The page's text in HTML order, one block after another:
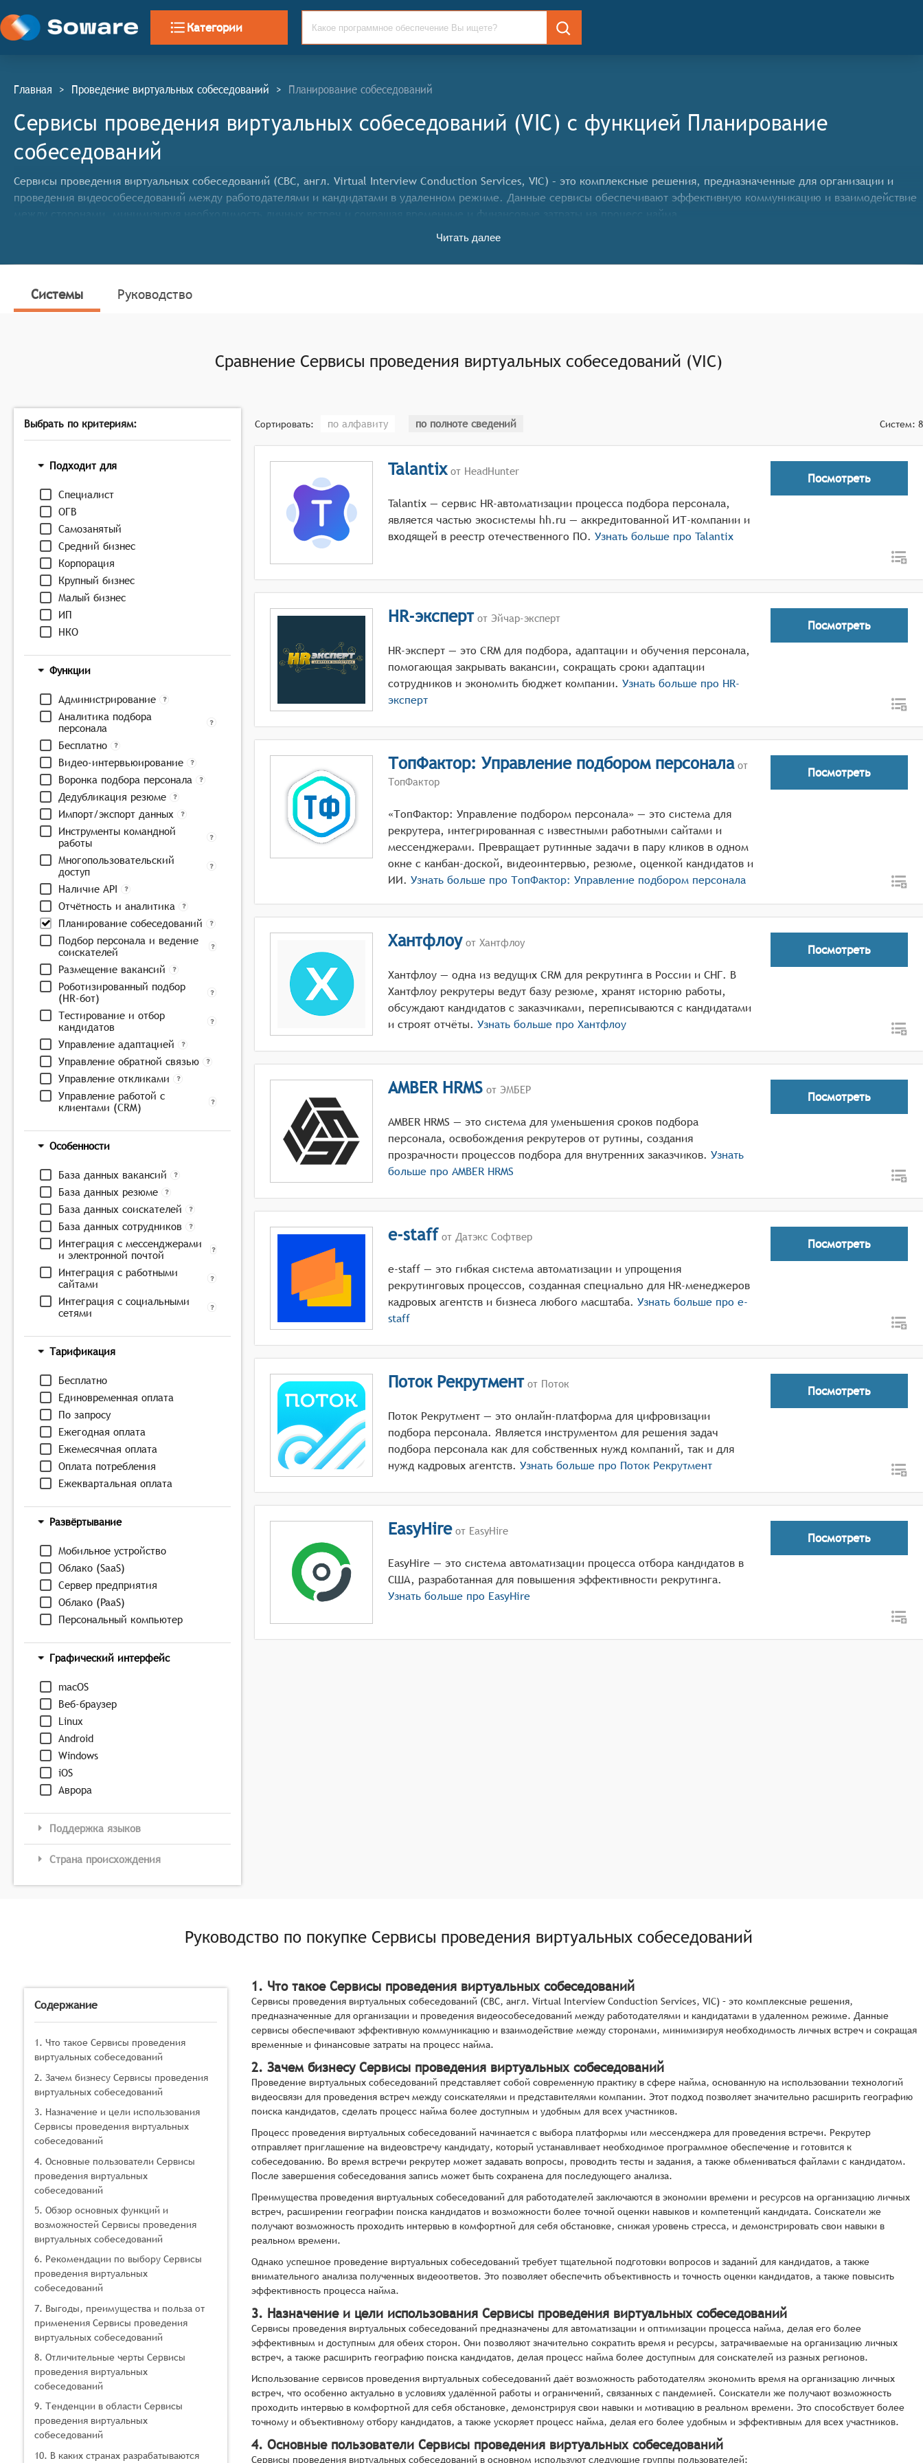
Категории
Главная > Проведение виртуальных собеседований > Планирование собеседований
Сервисы проведения виртуальных собеседований (VIC) c функцией Планирование
собеседований
Сервисы проведения виртуальных собеседований (СВС, англ. Virtual Interview Conduction Services, VIC) – это комплексные решения, предназначенные для организации и
проведения видеособеседований между работодателями и кандидатами в удаленном режиме. Данные сервисы обеспечивают эффективную коммуникацию и взаимодействие
между сторонами, минимизируя необходимость личных встреч и сокращая временные и финансовые затраты на процесс найма.
Классификатор программных продуктов Соваре определяет конкретные функциональные критерии для систем. Для того чтобы соответствовать категории сервисов
связи и звука.
Запись и хранение данных: Предоставление безопасного хранилища для записи видеособеседований и другой важной информации о кандидатах, а также обеспечение
эффективно использовать все её функции.
Читать далее
Системы Руководство
Сравнение Сервисы проведения виртуальных собеседований (VIC)
Выбрать по критериям:
Подходит для
Специалист
ОГВ
Самозанятый
Средний бизнес
Корпорация
Крупный бизнес
Малый бизнес
ИП
НКО
Функции
Администрирование
Аналитика подбора
персонала
Бесплатно
Видео-интервьюирование
Воронка подбора персонала
Дедубликация резюме
Импорт/экспорт данных
Инструменты командной
работы
Многопользовательский
доступ
Наличие API
Отчётность и аналитика
Планирование собеседований
Подбор персонала и ведение
соискателей
Размещение вакансий
Роботизированный подбор
(HR-бот)
Тестирование и отбор
кандидатов
Управление адаптацией
Управление обратной связью
Управление откликами
Управление работой с
клиентами (CRM)
Особенности
База данных вакансий
База данных резюме
База данных соискателей
База данных сотрудников
Интеграция с мессенджерами
и электронной почтой
Интеграция с работными
сайтами
Интеграция с социальными
сетями
Тарификация
Бесплатно
Единовременная оплата
По запросу
Ежегодная оплата
Ежемесячная оплата
Оплата потребления
Ежеквартальная оплата
Развёртывание
Мобильное устройство
Облако (SaaS)
Сервер предприятия
Облако (PaaS)
Персональный компьютер
Графический интерфейс
macOS
Веб-браузер
Linux
Android
Windows
iOS
Аврора
Поддержка языков
Страна происхождения
Сортировать: по алфавиту по полноте сведений Систем: 8
Talantixот HeadHunter
Talantiх — сервис HR-автоматизации процесса подбора персонала,
является частью экосистемы hh.ru — аккредитованной ИТ-компании и
входящей в реестр отечественного ПО. Узнать больше про Talantix
Посмотреть
HR-экспертот Эйчар-эксперт
HR-эксперт — это CRM для подбора, адаптации и обучения персонала,
помогающая закрывать вакансии, сокращать сроки адаптации
сотрудников и экономить бюджет компании. Узнать больше про HR-
эксперт
Посмотреть
ТопФактор: Управление подбором персоналаот
ТопФактор
«ТопФактор: Управление подбором персонала» — это система для
рекрутера, интегрированная с известными работными сайтами и
мессенджерами. Превращает рутинные задачи в пару кликов в одном
окне с канбан-доской, видеоинтервью, резюме, оценкой кандидатов и
ИИ. Узнать больше про ТопФактор: Управление подбором персонала
Посмотреть
Хантфлоу от Хантфлоу
Хантфлоу — одна из ведущих CRM для рекрутинга в России и СНГ. В
Хантфлоу рекрутеры ведут базу резюме, хранят историю работы,
обсуждают кандидатов с заказчиками, переписываются с кандидатами
и строят отчёты. Узнать больше про Хантфлоу
Посмотреть
AMBER HRMS от ЭМБЕР
AMBER HRMS — это система для уменьшения сроков подбора
персонала, освобождения рекрутеров от рутины, создания
прозрачности процессов подбора для внутренних заказчиков. Узнать
больше про AMBER HRMS
Посмотреть
e-staff от Датэкс Софтвер
e-staff — это гибкая система автоматизации и упрощения
рекрутинговых процессов, созданная специально для HR-менеджеров
кадровых агентств и бизнеса любого масштаба. Узнать больше про e-
staff
Посмотреть
Поток Рекрутментот Поток
Поток Рекрутмент — это онлайн-платформа для цифровизации
подбора персонала. Является инструментом для решения задач
подбора персонала как для собственных нужд компаний, так и для
нужд кадровых агентств. Узнать больше про Поток Рекрутмент
Посмотреть
EasyHireот EasyHire
EasyHire — это система автоматизации процесса отбора кандидатов в
США, разработанная для повышения эффективности рекрутинга.
Узнать больше про EasyHire
Посмотреть
Руководство по покупке Сервисы проведения виртуальных собеседований
Содержание
1. Что такое Сервисы проведения
виртуальных собеседований
2. Зачем бизнесу Сервисы проведения
виртуальных собеседований
3. Назначение и цели использования
Сервисы проведения виртуальных
собеседований
4. Основные пользователи Сервисы
проведения виртуальных
собеседований
5. Обзор основных функций и
возможностей Сервисы проведения
виртуальных собеседований
6. Рекомендации по выбору Сервисы
проведения виртуальных
собеседований
7. Выгоды, преимущества и польза от
применения Сервисы проведения
виртуальных собеседований
8. Отличительные черты Сервисы
проведения виртуальных
собеседований
9. Тенденции в области Сервисы
проведения виртуальных
собеседований
10. В каких странах разрабатываются
1. Что такое Сервисы проведения виртуальных собеседований
Сервисы проведения виртуальных собеседований (СВС, англ. Virtual Interview Conduction Services, VIC) – это комплексные решения,
предназначенные для организации и проведения видеособеседований между работодателями и кандидатами в удаленном режиме. Данные
сервисы обеспечивают эффективную коммуникацию и взаимодействие между сторонами, минимизируя необходимость личных встреч и сокращая
временные и финансовые затраты на процесс найма.
2. Зачем бизнесу Сервисы проведения виртуальных собеседований
Проведение виртуальных собеседований представляет собой современную практику в сфере найма, основанную на использовании технологий
видеосвязи для проведения встреч между соискателями и представителями компании. Этот подход позволяет значительно расширить географию
поиска кандидатов, сделать процесс найма более доступным и удобным для всех участников.
Процесс проведения виртуальных собеседований начинается с выбора платформы или мессенджера для проведения встречи. Рекрутер
отправляет приглашение на видеовстречу кандидату, который устанавливает необходимое программное обеспечение и готовится к
собеседованию. Во время встречи рекрутер может задавать вопросы, проводить тесты и задания, а также обмениваться файлами с кандидатом.
После завершения собеседования запись может быть сохранена для последующего анализа.
Преимущества проведения виртуальных собеседований для работодателей заключаются в экономии времени и ресурсов на организацию личных
встреч, расширении географии поиска кандидатов и возможности более точной оценки навыков и компетенций кандидата. Соискатели же
получают возможность проходить интервью в комфортной для себя обстановке, снижая уровень стресса, и демонстрировать свои навыки в
реальном времени.
Однако успешное проведение виртуальных собеседований требует тщательной подготовки вопросов и заданий для кандидатов, а также
внимательного анализа полученных видеоответов. Это позволяет обеспечить объективность и точность оценки кандидатов, а также повысить
эффективность процесса найма.
3. Назначение и цели использования Сервисы проведения виртуальных собеседований
Сервисы проведения виртуальных собеседований предназначены для автоматизации и оптимизации процесса найма, делая его более
эффективным и доступным для обеих сторон. Они позволяют значительно сократить время и ресурсы, затрачиваемые на организацию личных
встреч, а также расширить географию поиска кандидатов, делая процесс найма более доступным для соискателей из разных регионов.
Использование сервисов проведения виртуальных собеседований даёт возможность работодателям экономить время на организацию личных
встреч, что особенно актуально в условиях удалённой работы и ограничений, связанных с пандемией. Соискатели же получают возможность
проходить интервью в комфортной для себя обстановке, демонстрируя свои навыки и мотивацию в реальном времени. Это способствует более
точному и объективному отбору кандидатов, а также ускоряет процесс найма, делая его более удобным и эффективным для всех участников.
4. Основные пользователи Сервисы проведения виртуальных собеседований
Сервисы проведения виртуальных собеседований в основном используют следующие группы пользователей: